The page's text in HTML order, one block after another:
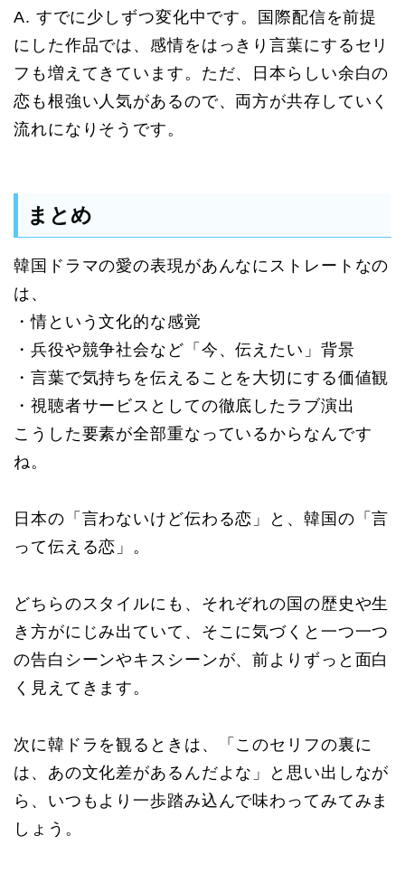
A. すでに少しずつ変化中です。国際配信を前提
にした作品では、感情をはっきり言葉にするセリ
フも増えてきています。ただ、日本らしい余白の
恋も根強い人気があるので、両方が共存していく
流れになりそうです。
まとめ
韓国ドラマの愛の表現があんなにストレートなの
は、
・情という文化的な感覚
・兵役や競争社会など「今、伝えたい」背景
・言葉で気持ちを伝えることを大切にする価値観
・視聴者サービスとしての徹底したラブ演出
こうした要素が全部重なっているからなんです
ね。
日本の「言わないけど伝わる恋」と、韓国の「言
って伝える恋」。
どちらのスタイルにも、それぞれの国の歴史や生
き方がにじみ出ていて、そこに気づくと一つ一つ
の告白シーンやキスシーンが、前よりずっと面白
く見えてきます。
次に韓ドラを観るときは、「このセリフの裏に
は、あの文化差があるんだよな」と思い出しなが
ら、いつもより一歩踏み込んで味わってみてみま
しょう。